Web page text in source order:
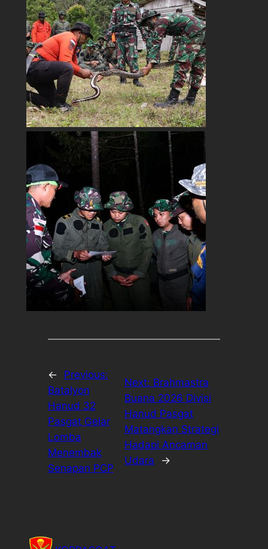
←
Previous:
Batalyon
Hanud 32
Pasgat Gelar
Lomba
Menembak
Senapan PCP
Next: Brahmastra
Buana 2026 Divisi
Hanud Pasgat
Matangkan Strategi
Hadapi Ancaman
Udara
→